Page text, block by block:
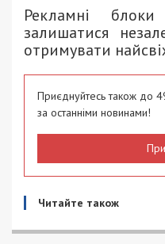
Рекламні
залишатися
отримувати
Приєднуйтесь також до
за останніми новинами!
Читайте також